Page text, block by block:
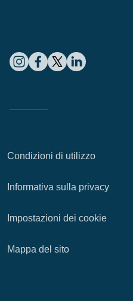
Condizioni di utilizzo
Informativa sulla privacy
Impostazioni dei cookie
Mappa del sito